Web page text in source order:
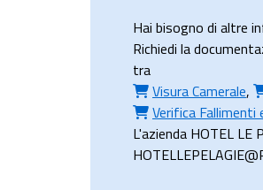
Hai bisogno di altre
Richiedi la
tra
Visura Camerale,
Verifica Fallimenti
L'azienda HOTEL LE